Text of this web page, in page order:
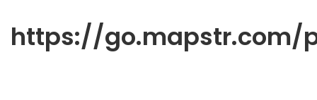
https://go.mapstr.com/